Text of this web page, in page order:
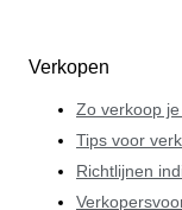
Verkopen
Zo verkoop
Tips voor
Richtlijnen